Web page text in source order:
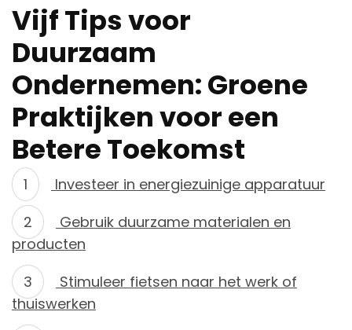
Vijf Tips voor
Duurzaam
Ondernemen: Groene
Praktijken voor een
Betere Toekomst
Investeer in energiezuinige apparatuur
Gebruik duurzame materialen en
producten
Stimuleer fietsen naar het werk of
thuiswerken